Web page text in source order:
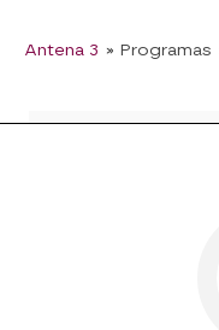
Antena 3 » Programas